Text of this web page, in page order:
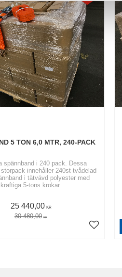
5 TON 6,0 MTR, 240-PACK
spännband i 240 pack. Dessa
innehåller 240st tvådelad
i tätvävd polyester med
kraftiga 5-tons krokar.
25 440,00 KR
30 480,00 KR